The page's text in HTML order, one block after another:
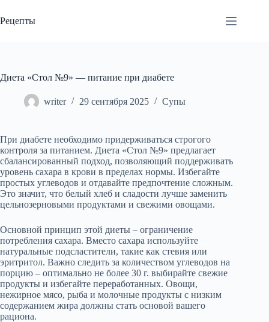
к
сути
Рецепты
Диета «Стол №9» — питание при диабете
writer 29 сентября 2025 Супы
При диабете необходимо придерживаться строгого
контроля за питанием. Диета «Стол №9» предлагает
сбалансированный подход, позволяющий поддерживать
уровень сахара в крови в пределах нормы. Избегайте
простых углеводов и отдавайте предпочтение сложным.
Это значит, что белый хлеб и сладости лучше заменить
цельнозерновыми продуктами и свежими овощами.
Основной принцип этой диеты – ограничение
потребления сахара. Вместо сахара используйте
натуральные подсластители, такие как стевия или
эритритол. Важно следить за количеством углеводов на
порцию – оптимально не более 30 г. выбирайте свежие
продукты и избегайте переработанных. Овощи,
нежирное мясо, рыба и молочные продукты с низким
содержанием жира должны стать основой вашего
рациона.